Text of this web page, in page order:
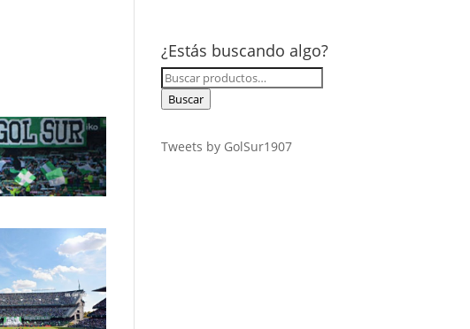
¿Estás buscando algo?
Buscar
por:
Buscar
Tweets by GolSur1907